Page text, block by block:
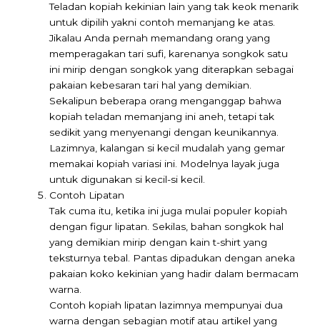
Teladan kopiah kekinian lain yang tak keok menarik
untuk dipilih yakni contoh memanjang ke atas.
Jikalau Anda pernah memandang orang yang
memperagakan tari sufi, karenanya songkok satu
ini mirip dengan songkok yang diterapkan sebagai
pakaian kebesaran tari hal yang demikian.
Sekalipun beberapa orang menganggap bahwa
kopiah teladan memanjang ini aneh, tetapi tak
sedikit yang menyenangi dengan keunikannya.
Lazimnya, kalangan si kecil mudalah yang gemar
memakai kopiah variasi ini. Modelnya layak juga
untuk digunakan si kecil-si kecil.
Contoh Lipatan
Tak cuma itu, ketika ini juga mulai populer kopiah
dengan figur lipatan. Sekilas, bahan songkok hal
yang demikian mirip dengan kain t-shirt yang
teksturnya tebal. Pantas dipadukan dengan aneka
pakaian koko kekinian yang hadir dalam bermacam
warna.
Contoh kopiah lipatan lazimnya mempunyai dua
warna dengan sebagian motif atau artikel yang